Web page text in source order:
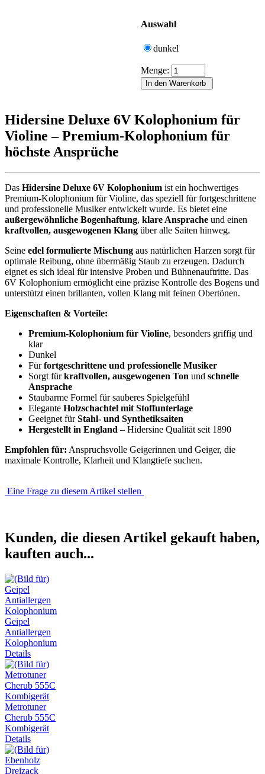
Auswahl
dunkel
Menge:
Hidersine Deluxe 6V Kolophonium für
Violine – Premium-Kolophonium für
höchste Ansprüche
Das Hidersine Deluxe 6V Kolophonium ist ein hochwertiges
Premium-Kolophonium für Violine, das speziell für fortgeschrittene
und professionelle Musiker entwickelt wurde. Es bietet eine
außergewöhnliche Bogenhaftung, klare Ansprache und einen
kraftvollen, ausgewogenen Klang über alle Saiten hinweg.
Seine edel formulierte Mischung aus natürlichen Harzen sorgt für
optimale Reibung, ohne übermäßig Staub zu erzeugen. Dadurch
eignet es sich ideal für intensive Proben und Bühnenauftritte. Das
6V Kolophonium ermöglicht eine präzise Kontrolle des Bogens und
unterstützt einen brillanten, vollen Klang mit feinen Obertönen.
Eigenschaften & Vorteile:
Premium-Kolophonium für Violine, besonders griffig und
klar
Dunkel
Fürfortgeschrittene und professionelle Musiker
Sorgt fürkraftvollen, ausgewogenen Ton und schnelle
Ansprache
Staubarme Formel für sauberes Spielgefühl
Elegante Holzschachtel mit Stoffunterlage
Geeignet fürStahl- und Synthetiksaiten
Hergestellt in England – Hidersine Qualität seit 1890
Empfohlen für: Anspruchsvolle Geigerinnen und Geiger, die
maximale Kontrolle, Klarheit und Klangtiefe suchen.
Eine Frage zu diesem Artikel stellen
Kunden, die diesen Artikel gekauft haben,
kauften auch...
Geipel
Antiallergen
Kolophonium
Details
Metrotuner
Cherub 555C
Kombigerät
Details